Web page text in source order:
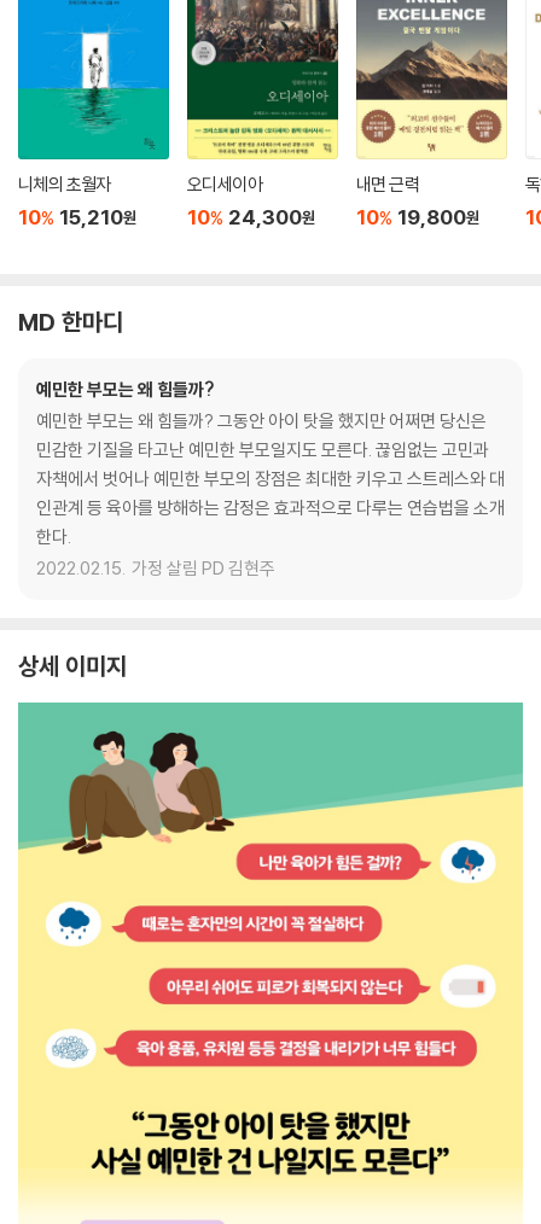
니체의 초월자
10% 15,210원
오디세이아
10% 24,300원
내면 근력
10% 19,800원
MD 한마디
예민한 부모는 왜 힘들까?
예민한 부모는 왜 힘들까? 그동안 아이 탓을 했지만 어쩌면 당신은
민감한 기질을 타고난 예민한 부모일지도 모른다. 끊임없는 고민과
자책에서 벗어나 예민한 부모의 장점은 최대한 키우고 스트레스와 대
인관계 등 육아를 방해하는 감정은 효과적으로 다루는 연습법을 소개
한다.
2022.02.15. 가정 살림 PD 김현주
상세 이미지